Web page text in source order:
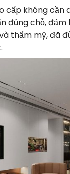
cấp không cần
đúng chỗ,
thẩm mỹ, đã